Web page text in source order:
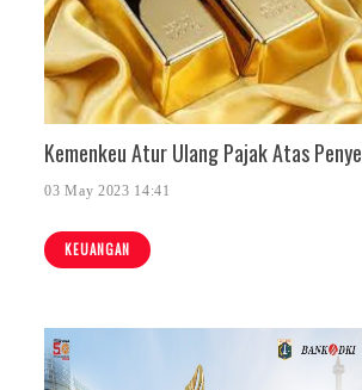
Kemenkeu Atur Ulang Pajak Atas
03 May 2023 14:41
KEUANGAN